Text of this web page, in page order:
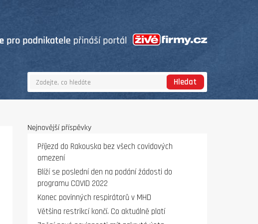
Hledat
Nejnovější příspěvky
Příjezd do Rakouska bez všech covidových
omezení
Blíží se poslední den na podání žádosti do
programu COVID 2022
Konec povinných respirátorů v MHD
Většina restrikcí končí. Co aktuálně platí